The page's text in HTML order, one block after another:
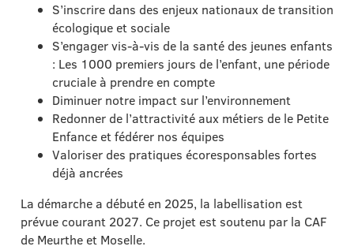
S’inscrire dans des enjeux nationaux de transition
écologique et sociale
S’engager vis-à-vis de la santé des jeunes enfants
: Les 1000 premiers jours de l’enfant, une période
cruciale à prendre en compte
Diminuer notre impact sur l’environnement
Redonner de l’attractivité aux métiers de le Petite
Enfance et fédérer nos équipes
Valoriser des pratiques écoresponsables fortes
déjà ancrées
La démarche a débuté en 2025, la labellisation est
prévue courant 2027. Ce projet est soutenu par la CAF
de Meurthe et Moselle.